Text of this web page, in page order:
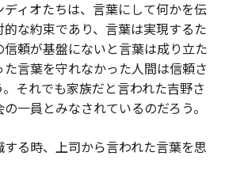
ィオたちは、言葉にして何かを伝
な約束であり、言葉は実現するた
頼が基盤にないと言葉は成り立た
言葉を守れなかった人間は信頼さ
それでも家族だと言われた吉野さ
一員とみなされているのだろう。
る時、上司から言われた言葉を思